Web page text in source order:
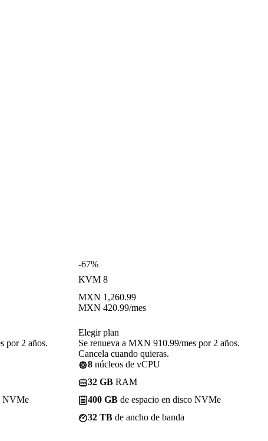
por 2 años.
NVMe
-67%
KVM 8
MXN 1,260.99
MXN 420.99/mes
Elegir plan
Se renueva a MXN 910.99/mes por 2 años.
Cancela cuando quieras.
8 núcleos de vCPU
32 GB RAM
400 GB de espacio en disco NVMe
32 TB de ancho de banda